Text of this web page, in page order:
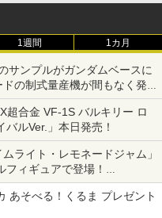
1週間 1カ月
サンプルがガンダムベースに
の制式量産機が間もなく発送
超合金 VF-1S バルキリー ロ
ルVer.」本日発売！
ライト・レモネードジャム」
ィギュアで登場！
ーツが付属
あそべる！くるま プレゼント